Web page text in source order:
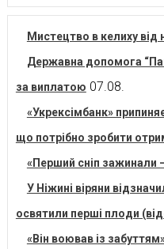
Мистецтво в келиху від
Державна допомога
за виплатою 07.08.
«Укрексімбанк»
що потрібно зробити
«Перший сніп зажинали
У Ніжині віряни
освятили перші плоди
«Він воював із